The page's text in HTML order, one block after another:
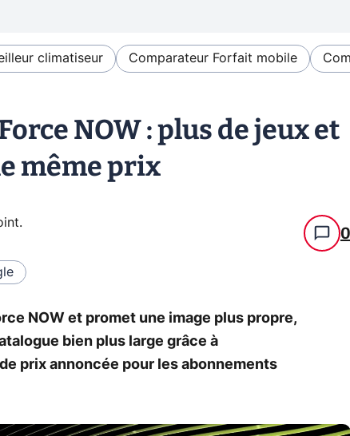
climatiseur Comparateur Forfait mobile
NOW : plus de jeux et
même prix
.
0
NOW et promet une image plus propre,
bien plus large grâce à
prix annoncée pour les abonnements